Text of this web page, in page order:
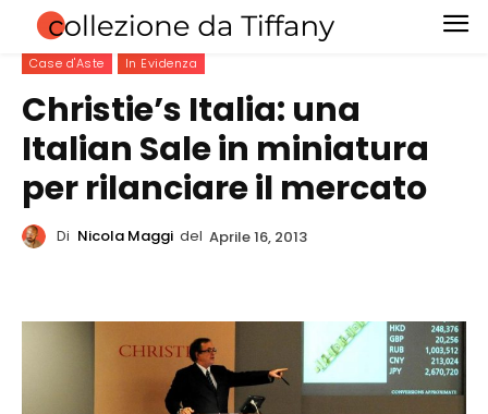
Case d'Aste In Evidenza
Christie’s Italia: una
Italian Sale in miniatura
per rilanciare il mercato
Di Nicola Maggi del Aprile 16, 2013